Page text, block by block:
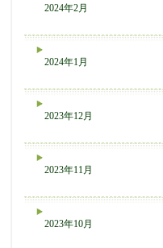
2024年2月
2024年1月
2023年12月
2023年11月
2023年10月